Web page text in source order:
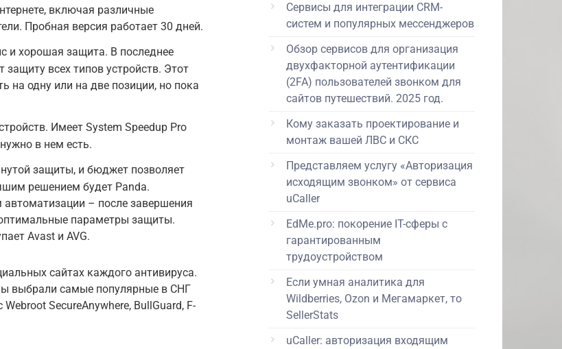
включая различные
Пробная версия работает 30 дней.
и хорошая защита. В последнее
всех типов устройств. Этот
на одну или на две позиции, но пока
Имеет System Speedup Pro
в нем есть.
защиты, и бюджет позволяет
решением будет Panda.
– после завершения
параметры защиты.
Avast и AVG.
сайтах каждого антивируса.
выбрали самые популярные в СНГ
SecureAnywhere, BullGuard, F-
Сервисы для интеграции CRM-
систем и популярных мессенджеров
Обзор сервисов для организация
двухфакторной аутентификации
(2FA) пользователей звонком для
сайтов путешествий. 2025 год.
Кому заказать проектирование и
монтаж вашей ЛВС и СКС
Представляем услугу «Авторизация
исходящим звонком» от сервиса
uCaller
EdMe.pro: покорение IT-сферы с
гарантированным
трудоустройством
Если умная аналитика для
Wildberries, Ozon и Мегамаркет, то
SellerStats
uCaller: авторизация входящим